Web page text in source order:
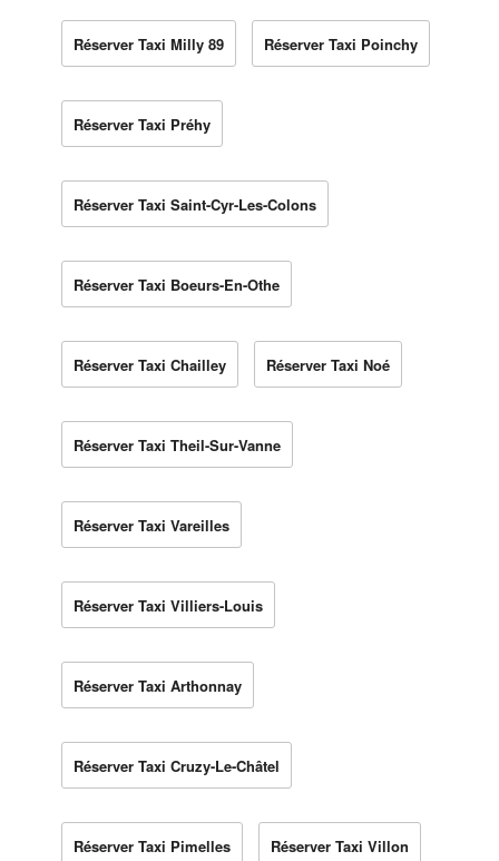
Réserver Taxi Milly 89 Réserver Taxi Poinchy
Réserver Taxi Préhy
Réserver Taxi Saint-Cyr-Les-Colons
Réserver Taxi Boeurs-En-Othe
Réserver Taxi Chailley Réserver Taxi Noé
Réserver Taxi Theil-Sur-Vanne
Réserver Taxi Vareilles
Réserver Taxi Villiers-Louis
Réserver Taxi Arthonnay
Réserver Taxi Cruzy-Le-Châtel
Réserver Taxi Pimelles Réserver Taxi Villon